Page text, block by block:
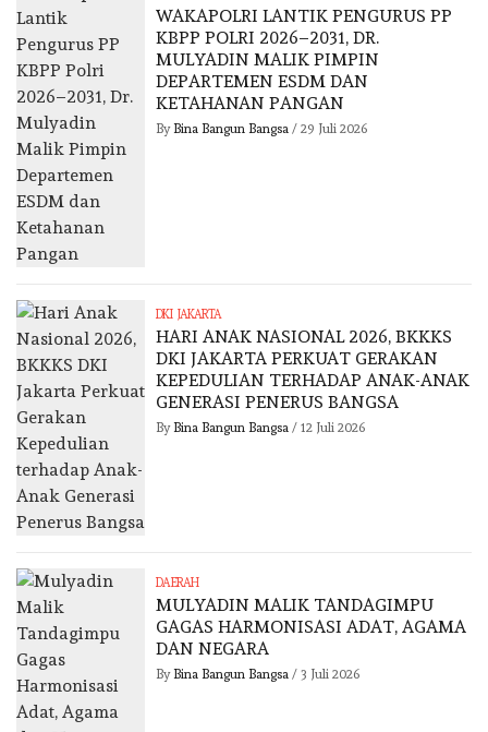
WAKAPOLRI LANTIK PENGURUS PP
KBPP POLRI 2026–2031, DR.
MULYADIN MALIK PIMPIN
DEPARTEMEN ESDM DAN
KETAHANAN PANGAN
By Bina Bangun Bangsa / 29 Juli 2026
DKI JAKARTA
HARI ANAK NASIONAL 2026, BKKKS
DKI JAKARTA PERKUAT GERAKAN
KEPEDULIAN TERHADAP ANAK-ANAK
GENERASI PENERUS BANGSA
By Bina Bangun Bangsa / 12 Juli 2026
DAERAH
MULYADIN MALIK TANDAGIMPU
GAGAS HARMONISASI ADAT, AGAMA
DAN NEGARA
By Bina Bangun Bangsa / 3 Juli 2026